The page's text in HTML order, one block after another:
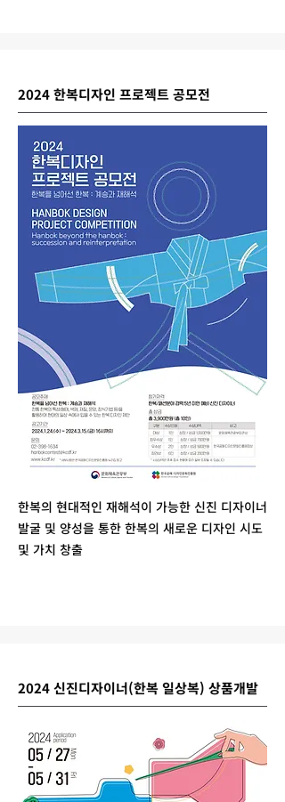
2024 한복디자인 프로젝트 공모전
한복의 현대적인 재해석이 가능한 신진 디자이너
발굴 및 양성을 통한 한복의 새로운 디자인 시도
및 가치 창출
2024 신진디자이너(한복 일상복) 상품개발